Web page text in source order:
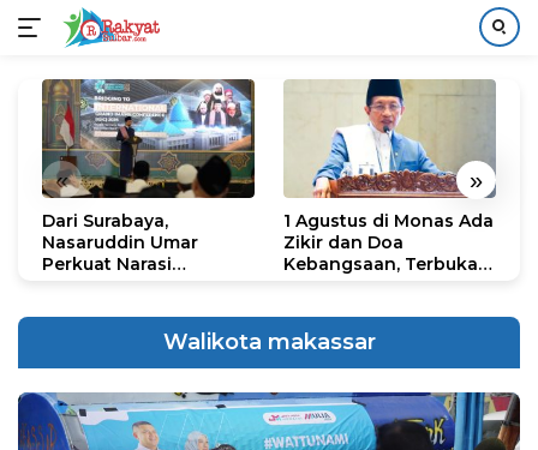
konten
« »
Dari Surabaya,
Nasaruddin Umar
Perkuat Narasi
1 Agustus di Monas Ada
Zikir dan Doa
Kebangsaan, Terbuka
Walikota makassar